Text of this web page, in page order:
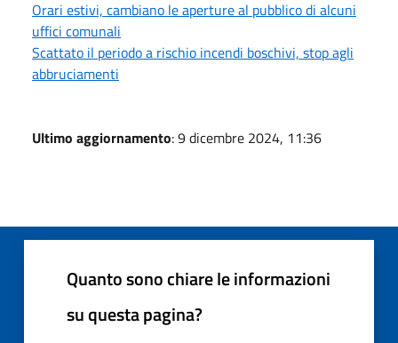
Orari estivi, cambiano le aperture al pubblico di alcuni
uffici comunali
Scattato il periodo a rischio incendi boschivi, stop agli
abbruciamenti
Ultimo aggiornamento: 9 dicembre 2024, 11:36
Quanto sono chiare le informazioni
su questa pagina?